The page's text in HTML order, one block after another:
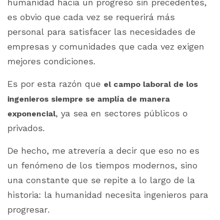
humanidad hacia un progreso sin precedentes,
es obvio que cada vez se requerirá más
personal para satisfacer las necesidades de
empresas y comunidades que cada vez exigen
mejores condiciones.
Es por esta razón que el campo laboral de los
ingenieros siempre se amplía de manera
exponencial, ya sea en sectores públicos o
privados.
De hecho, me atrevería a decir que eso no es
un fenómeno de los tiempos modernos, sino
una constante que se repite a lo largo de la
historia: la humanidad necesita ingenieros para
progresar.